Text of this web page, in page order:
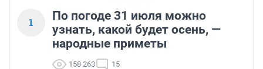
1
По погоде 31 июля можно
узнать, какой будет осень, —
народные приметы
158 263 15